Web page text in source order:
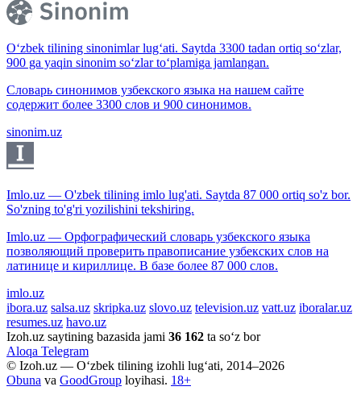
O‘zbek tilining sinonimlar lug‘ati. Saytda 3300 tadan ortiq so‘zlar,
900 ga yaqin sinonim so‘zlar to‘plamiga jamlangan.
Словарь синонимов узбекского языка на нашем сайте
содержит более 3300 слов и 900 синонимов.
sinonim.uz
Imlo.uz — O'zbek tilining imlo lug'ati. Saytda 87 000 ortiq so'z bor.
So'zning to'g'ri yozilishini tekshiring.
Imlo.uz — Орфографический словарь узбекского языка
позволяющий проверить правописание узбекских слов на
латинице и кириллице. В базе более 87 000 слов.
imlo.uz
ibora.uz salsa.uz skripka.uz slovo.uz television.uz vatt.uz iboralar.uz
resumes.uz havo.uz
Izoh.uz saytining bazasida jami 36 162 ta so‘z bor
Aloqa Telegram
© Izoh.uz — O‘zbek tilining izohli lug‘ati, 2014–2026
Obuna va GoodGroup loyihasi. 18+